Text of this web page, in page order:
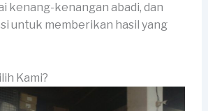
kenang-kenangan abadi, dan
untuk memberikan hasil yang
Kami?